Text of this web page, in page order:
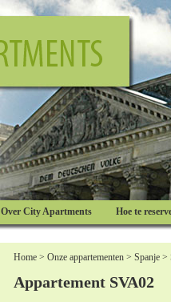
Home > Onze appartementen > Spanje >
Appartement SVA02
Over City Apartments Hoe te